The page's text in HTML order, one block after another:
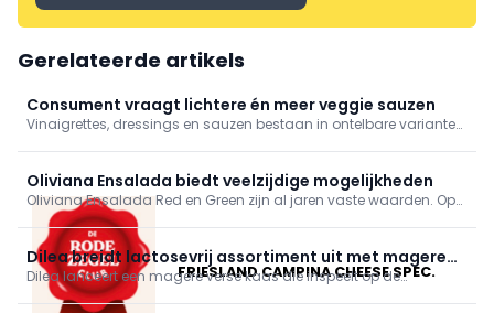
FRIESLAND CAMPINA CHEESE SPEC.
Gerelateerde artikels
Consument vraagt lichtere én meer veggie sauzen
Vinaigrettes, dressings en sauzen bestaan in ontelbare varianten.
alternatieven vraagt. Laat u inspireren door tips en recepten van
de producenten!
Oliviana Ensalada biedt veelzijdige mogelijkheden
Oliviana Ensalada Red en Green zijn al jaren vaste waarden. Op
hetzelfde elan introduceert Dupont nu een exclusievere variant
voor het eindejaar: Ensalada Truffel. De drie karaktervolle creaties
verleiden met hun rijke smaak en culinaire veelzijdigheid.
Dilea breidt lactosevrij assortiment uit met magere
verse kaas
Dilea lanceert een magere verse kaas die inspeelt op de
groeiende vraag naar eiwitrijke en lactosevrije zuivel.